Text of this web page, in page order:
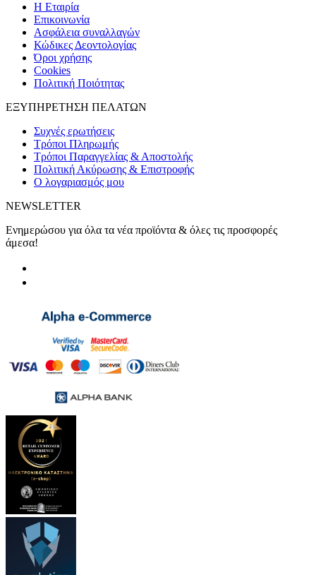
H Εταιρία
Eπικοινωνία
Ασφάλεια συναλλαγών
Κώδικες Δεοντολογίας
Όροι χρήσης
Cookies
Πολιτική Ποιότητας
ΕΞΥΠΗΡΕΤΗΣΗ ΠΕΛΑΤΩΝ
Συχνές ερωτήσεις
Τρόποι Πληρωμής
Τρόποι Παραγγελίας & Αποστολής
Πολιτική Ακύρωσης & Επιστροφής
Ο λογαριασμός μου
NEWSLETTER
Ενημερώσου για όλα τα νέα προϊόντα & όλες τις προσφορές
άμεσα!